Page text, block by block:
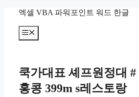
엑셀 VBA 파워포인트 워드 한글
메
뉴
쿡가대표 셰프원정대 #
홍콩 399m s레스토랑